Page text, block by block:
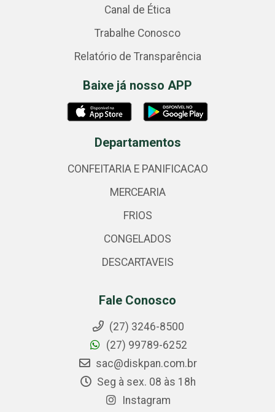
Canal de Ética
Trabalhe Conosco
Relatório de Transparência
Baixe já nosso APP
Departamentos
CONFEITARIA E PANIFICACAO
MERCEARIA
FRIOS
CONGELADOS
DESCARTAVEIS
Fale Conosco
(27) 3246-8500
(27) 99789-6252
sac@diskpan.com.br
Seg à sex. 08 às 18h
Instagram